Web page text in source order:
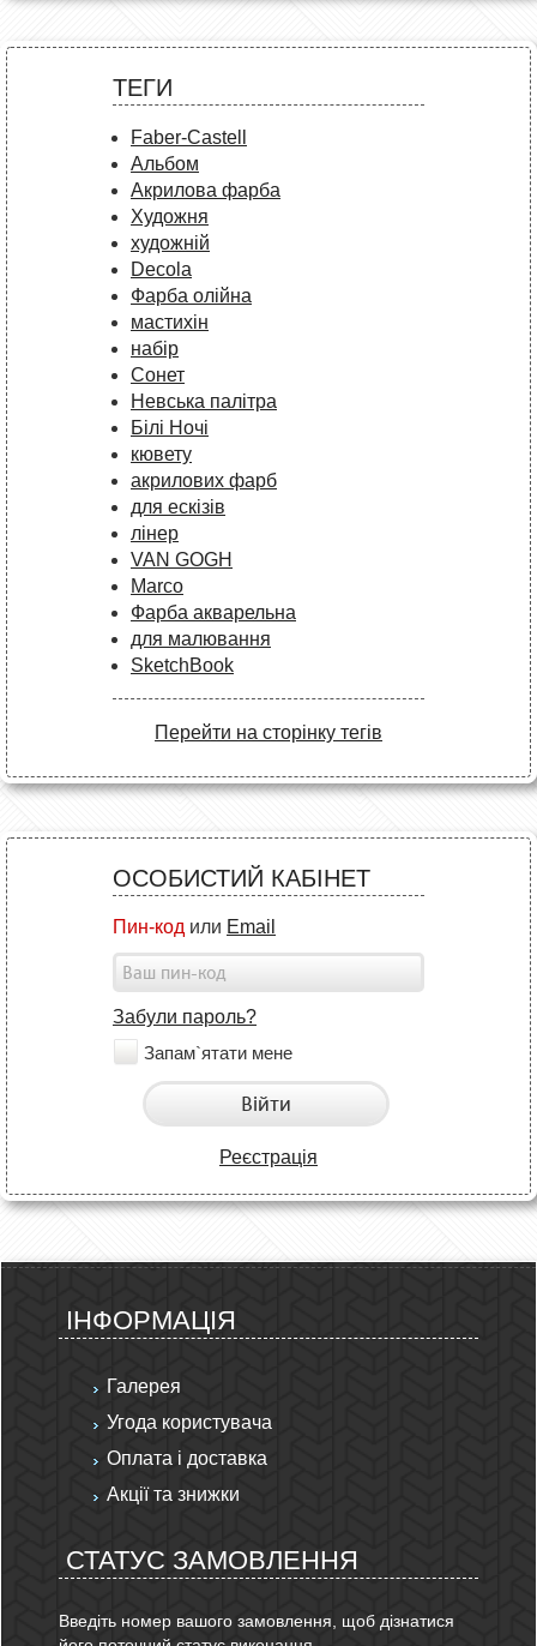
ТЕГИ
Faber-Castell
Альбом
Акрилова фарба
Художня
художній
Decola
Фарба олійна
мастихін
набір
Сонет
Невська палітра
Білі Ночі
кювету
акрилових фарб
для ескізів
лінер
VAN GOGH
Marco
Фарба акварельна
для малювання
SketchBook
Перейти на сторінку тегів
ОСОБИСТИЙ КАБІНЕТ
Пин-код или Email
Забули пароль?
Запам`ятати мене
Війти
Реєстрація
ІНФОРМАЦІЯ
Галерея
Угода користувача
Оплата і доставка
Акції та знижки
СТАТУС ЗАМОВЛЕННЯ
Введіть номер вашого замовлення, щоб дізнатися